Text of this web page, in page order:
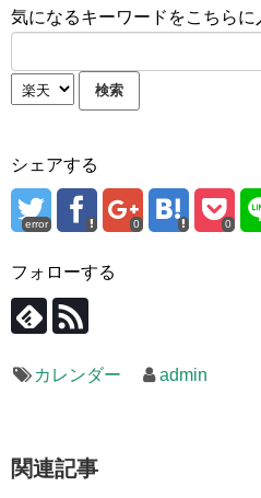
気になるキーワードをこちら
シェアする
error 0 0
フォローする
カレンダー admin
関連記事